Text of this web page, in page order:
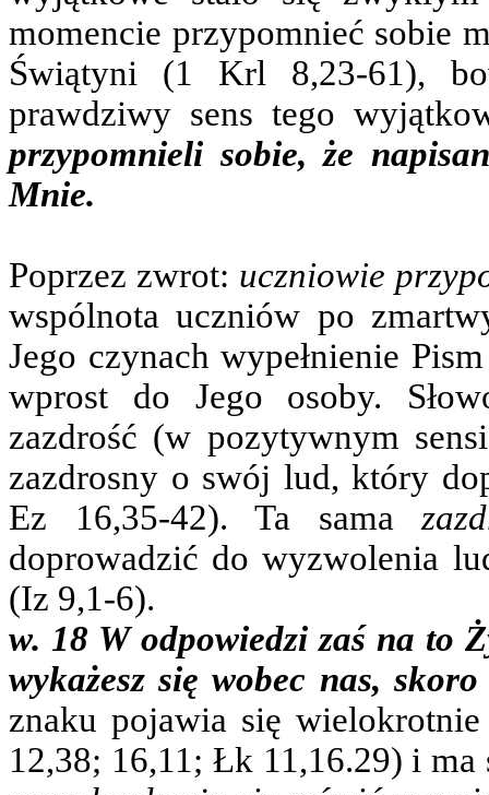
momencie przypomnieć sobie
Świątyni (1 Krl 8,23-61),
prawdziwy sens tego
przypomnieli sobie, że
Mnie.
Poprzez zwrot: uczniowie
wspólnota uczniów po
Jego czynach wypełnienie
wprost do Jego osoby.
zazdrość (w pozytywnym
zazdrosny o swój lud, który
Ez 16,35-42). Ta sama
doprowadzić do wyzwolenia
(Iz 9,1-6).
w. 18 W odpowiedzi zaś na to
wykażesz się wobec nas,
znaku pojawia się
12,38; 16,11; Łk 11,16.29) i